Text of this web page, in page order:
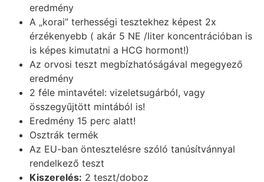
eredmény
A „korai” terhességi tesztekhez képest 2x
érzékenyebb ( akár 5 NE /liter koncentrációban is
is képes kimutatni a HCG hormont!)
Az orvosi teszt megbízhatóságával megegyező
eredmény
2 féle mintavétel: vizeletsugárból, vagy
összegyűjtött mintából is!
Eredmény 15 perc alatt!
Osztrák termék
Az EU-ban öntesztelésre szóló tanúsítvánnyal
rendelkező teszt
Kiszerelés: 2 teszt/doboz